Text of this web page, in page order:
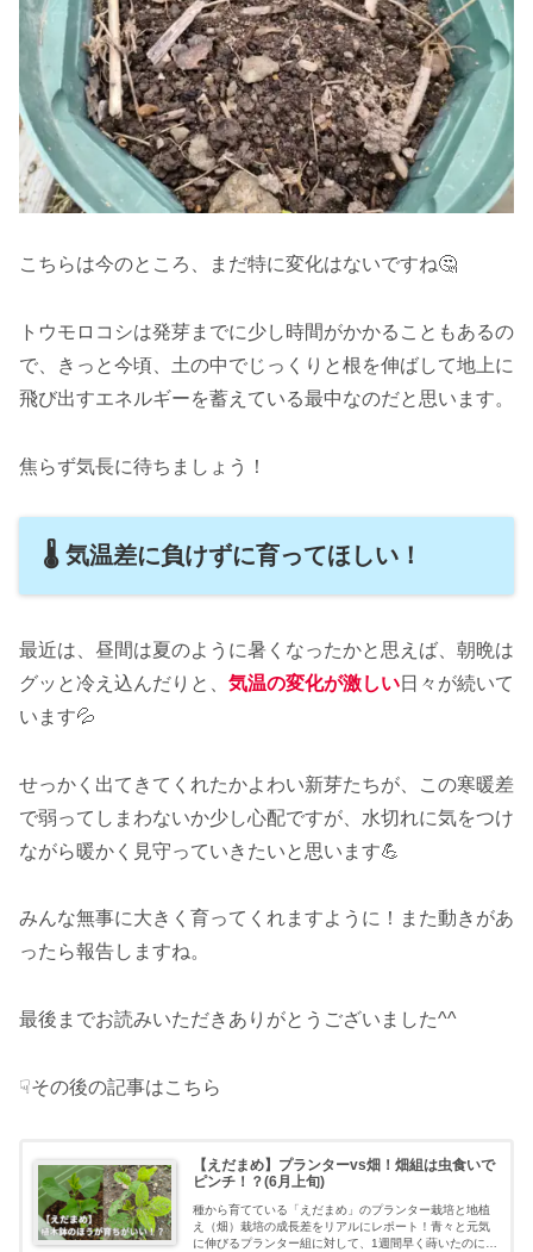
こちらは今のところ、まだ特に変化はないですね🤔
トウモロコシは発芽までに少し時間がかかることもあるの
で、きっと今頃、土の中でじっくりと根を伸ばして地上に
飛び出すエネルギーを蓄えている最中なのだと思います。
焦らず気長に待ちましょう！
🌡️ 気温差に負けずに育ってほしい！
最近は、昼間は夏のように暑くなったかと思えば、朝晩は
グッと冷え込んだりと、 気温の変化が激しい日々が続いて
います💦
せっかく出てきてくれたかよわい新芽たちが、この寒暖差
で弱ってしまわないか少し心配ですが、水切れに気をつけ
ながら暖かく見守っていきたいと思います💪
みんな無事に大きく育ってくれますように！また動きがあ
ったら報告しますね。
最後までお読みいただきありがとうございました^^
☟その後の記事はこちら
【えだまめ】プランターvs畑！畑組は虫食いで
ピンチ！？(6月上旬)
種から育てている「えだまめ」のプランター栽培と地植
え（畑）栽培の成長差をリアルにレポート！青々と元気
に伸びるプランター組に対して、1週間早く蒔いたのに虫